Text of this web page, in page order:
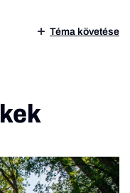
Téma követése